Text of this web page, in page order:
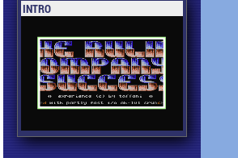
INTRO